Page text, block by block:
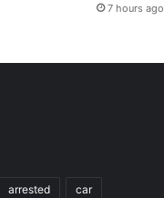
7 hours ago
arrested car